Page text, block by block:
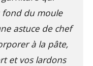
du moule
astuce de chef
à la pâte,
et vos lardons